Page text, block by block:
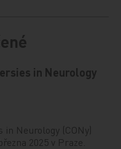
in Neurology
in Neurology (CONy)
2025 v Praze.